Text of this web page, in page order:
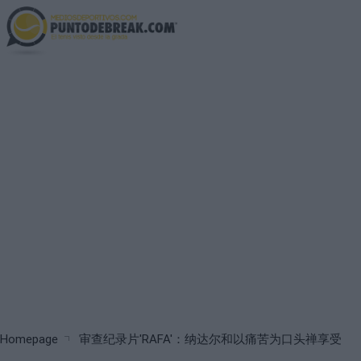
Skip
to
main
Breadcrumb
Homepage 审查纪录片'RAFA'：纳达尔和以痛苦为口头禅享受